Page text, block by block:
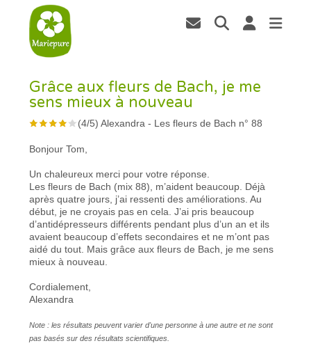
Grâce aux fleurs de Bach, je me
sens mieux à nouveau
(4/5)Alexandra - Les fleurs de Bach n° 88
Bonjour Tom,
Un chaleureux merci pour votre réponse.
Les fleurs de Bach (mix 88), m’aident beaucoup. Déjà
après quatre jours, j’ai ressenti des améliorations. Au
début, je ne croyais pas en cela. J’ai pris beaucoup
d’antidépresseurs différents pendant plus d’un an et ils
avaient beaucoup d’effets secondaires et ne m’ont pas
aidé du tout. Mais grâce aux fleurs de Bach, je me sens
mieux à nouveau.
Cordialement,
Alexandra
Note : les résultats peuvent varier d'une personne à une autre et ne sont
pas basés sur des résultats scientifiques.